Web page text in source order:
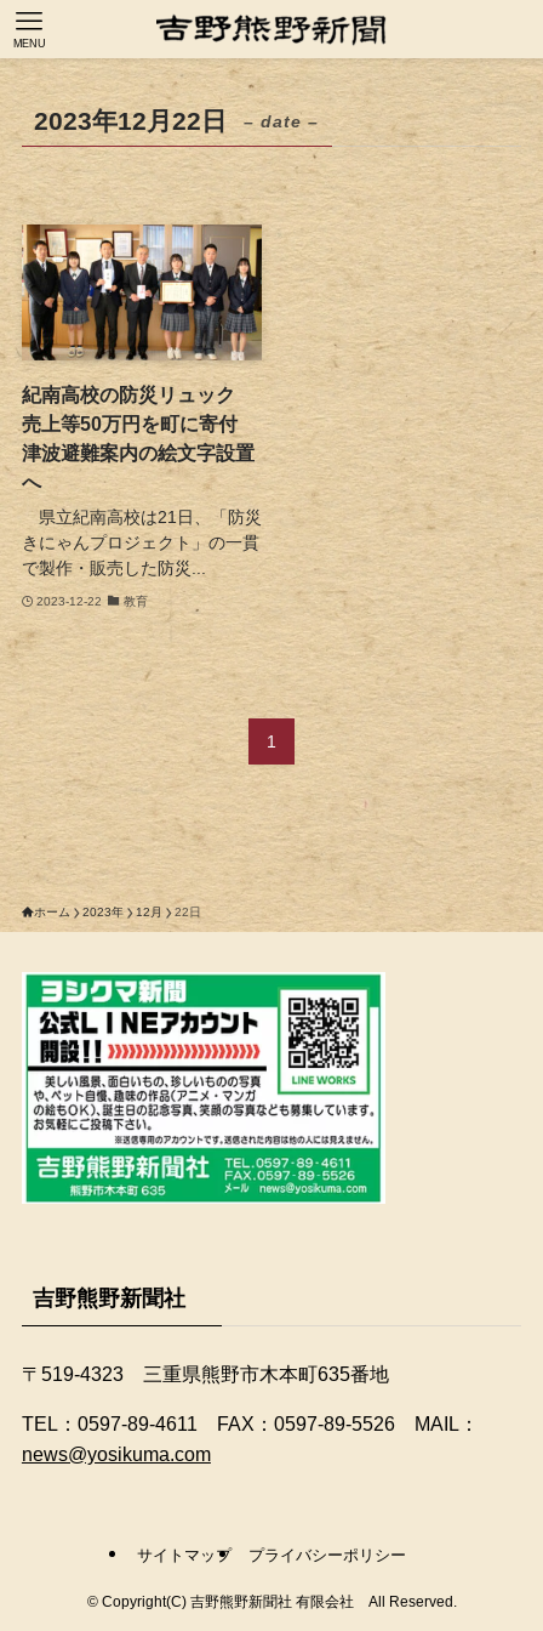
MENU
2023年12月22日 – date –
紀南高校の防災リュック
売上等50万円を町に寄付
津波避難案内の絵文字設置
へ
県立紀南高校は21日、「防災
きにゃんプロジェクト」の一貫
で製作・販売した防災...
2023-12-22 教育
1
ホーム 2023年 12月 22日
吉野熊野新聞社
〒519-4323 三重県熊野市木本町635番地
​TEL：0597-89-4611 FAX：0597-89-5526 MAIL：
news@yosikuma.com
サイトマップ プライバシーポリシー
©Copyright(C) 吉野熊野新聞社 有限会社 All Reserved.